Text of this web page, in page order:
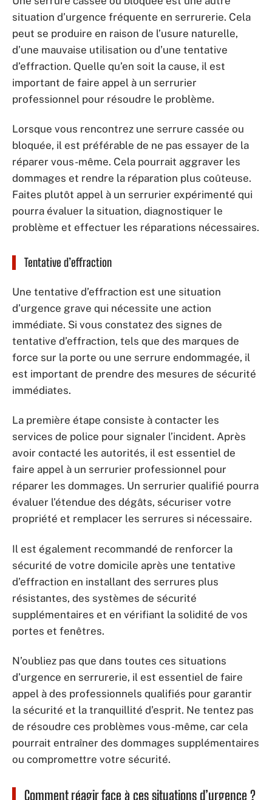
situation d’urgence fréquente en serrurerie. Cela
peut se produire en raison de l’usure naturelle,
d’une mauvaise utilisation ou d’une tentative
d’effraction. Quelle qu’en soit la cause, il est
important de faire appel à un serrurier
professionnel pour résoudre le problème.
Lorsque vous rencontrez une serrure cassée ou
bloquée, il est préférable de ne pas essayer de la
réparer vous-même. Cela pourrait aggraver les
dommages et rendre la réparation plus coûteuse.
Faites plutôt appel à un serrurier expérimenté qui
pourra évaluer la situation, diagnostiquer le
problème et effectuer les réparations nécessaires.
Tentative d’effraction
Une tentative d’effraction est une situation
d’urgence grave qui nécessite une action
immédiate. Si vous constatez des signes de
tentative d’effraction, tels que des marques de
force sur la porte ou une serrure endommagée, il
est important de prendre des mesures de sécurité
immédiates.
La première étape consiste à contacter les
services de police pour signaler l’incident. Après
avoir contacté les autorités, il est essentiel de
faire appel à un serrurier professionnel pour
réparer les dommages. Un serrurier qualifié pourra
évaluer l’étendue des dégâts, sécuriser votre
propriété et remplacer les serrures si nécessaire.
Il est également recommandé de renforcer la
sécurité de votre domicile après une tentative
d’effraction en installant des serrures plus
résistantes, des systèmes de sécurité
supplémentaires et en vérifiant la solidité de vos
portes et fenêtres.
N’oubliez pas que dans toutes ces situations
d’urgence en serrurerie, il est essentiel de faire
appel à des professionnels qualifiés pour garantir
la sécurité et la tranquillité d’esprit. Ne tentez pas
de résoudre ces problèmes vous-même, car cela
pourrait entraîner des dommages supplémentaires
ou compromettre votre sécurité.
Comment réagir face à ces situations d’urgence ?